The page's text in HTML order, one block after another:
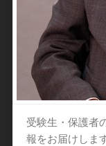
受験生・保護者
報をお届けしま